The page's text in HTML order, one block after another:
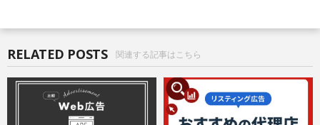
RELATED POSTS 関連する記事はこちら